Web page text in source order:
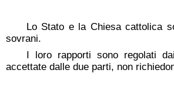
Lo Stato e la Chiesa cattolica
sovrani.
I loro rapporti sono regolati
accettate dalle due parti, non